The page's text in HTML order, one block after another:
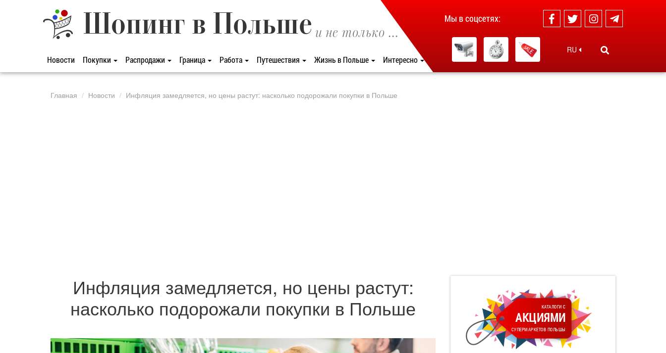
Шопинг в Польше и не только ...
Новости Покупки Распродажи Граница Работа Путешествия Жизнь в Польше Интересно
Мы в соцсетях:
RU
Главная Новости Инфляция замедляется, но цены растут: насколько подорожали покупки в Польше
Инфляция замедляется, но цены растут:
насколько подорожали покупки в Польше
КАТАЛОГИ С
АКЦИЯМИ
СУПЕРМАРКЕТОВ ПОЛЬШЫ